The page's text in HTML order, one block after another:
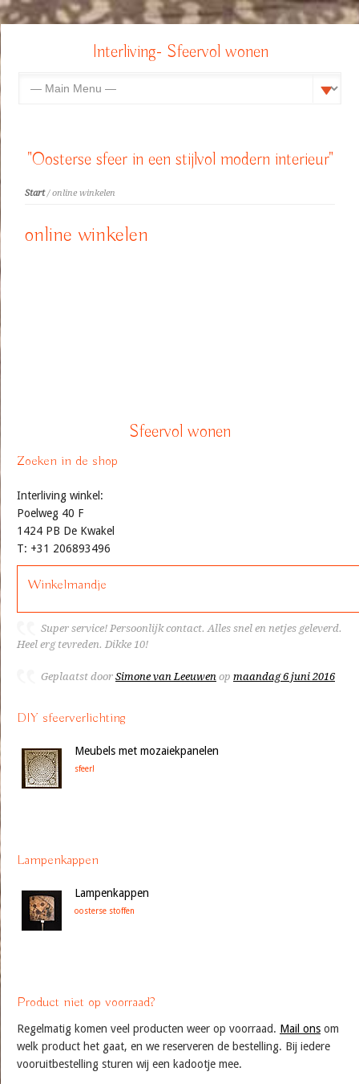
Interliving- Sfeervol wonen
"Oosterse sfeer in een stijlvol modern interieur"
Start/ online winkelen
online winkelen
Sfeervol wonen
Zoeken in de shop
Interliving winkel:
Poelweg 40 F
1424 PB De Kwakel
T: +31 206893496
Winkelmandje
Super service! Persoonlijk contact. Alles snel en netjes geleverd.
Heel erg tevreden. Dikke 10!
Geplaatst door Simone van Leeuwen op maandag 6 juni 2016
DIY sfeerverlichting
Meubels met mozaiekpanelen
sfeer!
Lampenkappen
Lampenkappen
oosterse stoffen
Product niet op voorraad?
Regelmatig komen veel producten weer op voorraad. Mail ons om
welk product het gaat, en we reserveren de bestelling. Bij iedere
vooruitbestelling sturen wij een kadootje mee.